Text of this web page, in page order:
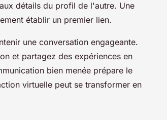
détails du profil de l'autre. Une
établir un premier lien.
une conversation engageante.
et partagez des expériences en
bien menée prépare le
virtuelle peut se transformer en